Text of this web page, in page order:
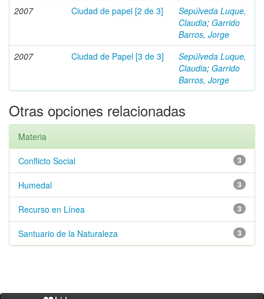
2007
Ciudad de papel [2 de 3]
Sepúlveda Luque,
Claudia; Garrido
Barros, Jorge
2007
Ciudad de Papel [3 de 3]
Sepúlveda Luque,
Claudia; Garrido
Barros, Jorge
Otras opciones relacionadas
Materia
3
Conflicto Social
3
Humedal
3
Recurso en Línea
3
Santuario de la Naturaleza